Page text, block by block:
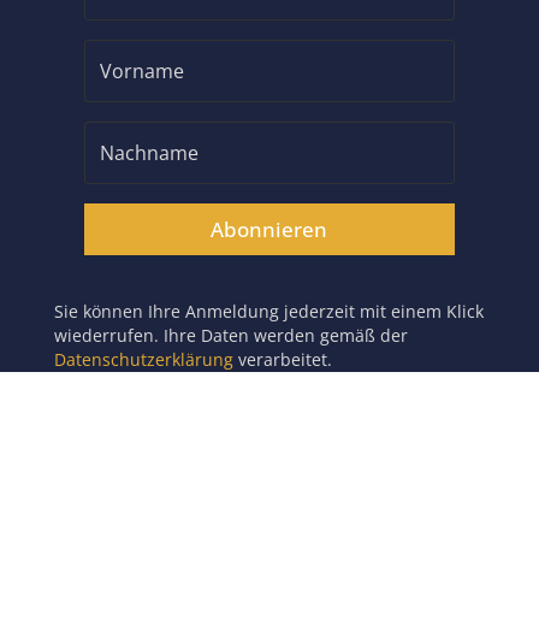
Abonnieren
Sie können Ihre Anmeldung jederzeit mit einem Klick
wiederrufen. Ihre Daten werden gemäß der
Datenschutzerklärungverarbeitet.